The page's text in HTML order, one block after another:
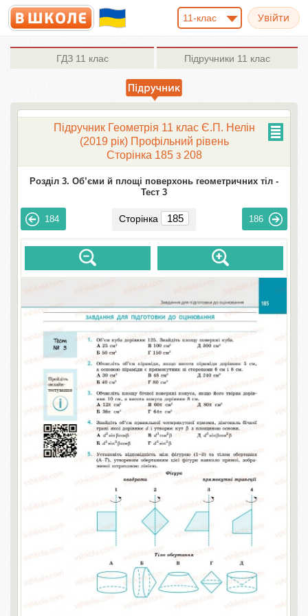
11-клас
ГДЗ11 клас Підручники 11 клас
Підручник Геометрія 11 клас Є.П. Нелін
(2019 рік) Профільний рівень
Сторінка 185 з 208
Розділ 3. Об’єми й площі поверхонь геометричних тіл -
Тест 3
184 Сторінка 186